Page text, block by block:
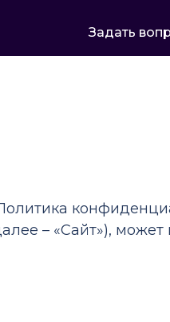
Задать
– «Сайт»), может